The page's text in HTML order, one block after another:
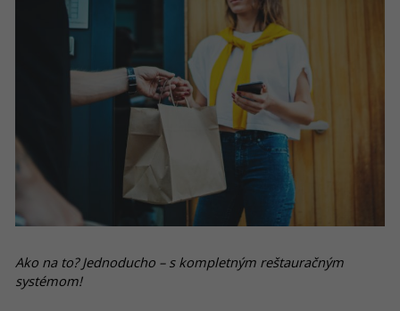
Ako na to? Jednoducho – s kompletným reštauračným
systémom!